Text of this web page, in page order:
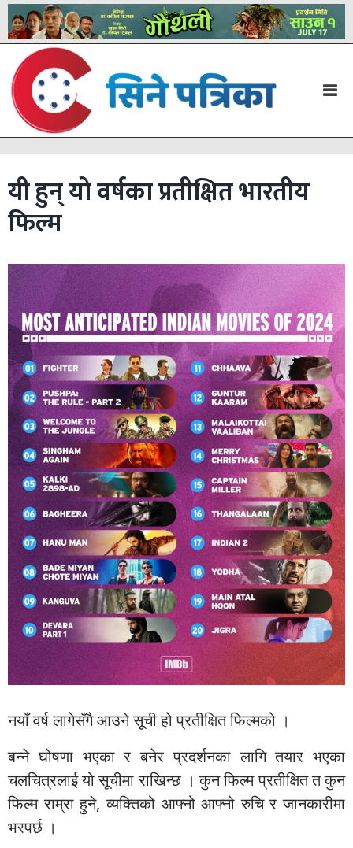
यी हुन् यो वर्षका प्रतीक्षित भारतीय
फिल्म
नयाँ वर्ष लागेसँगै आउने सूची हो प्रतीक्षित फिल्मको ।
बन्ने घोषणा भएका र बनेर प्रदर्शनका लागि तयार भएका
चलचित्रलाई यो सूचीमा राखिन्छ । कुन फिल्म प्रतीक्षित त कुन
फिल्म राम्रा हुने, व्यक्तिको आफ्नो आफ्नो रुचि र जानकारीमा
भरपर्छ ।